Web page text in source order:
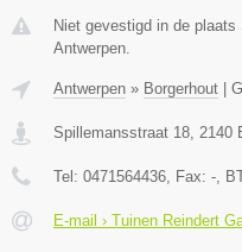
Niet gevestigd in de
Antwerpen.
Antwerpen » Borgerhout |
Spillemansstraat 18 2140
Tel: 0471564436 , Fax: - ,
E-mail › Tuinen Reindert